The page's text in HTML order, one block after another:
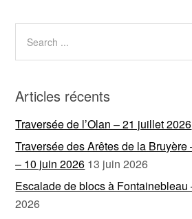
Articles récents
Traversée de l’Olan – 21 juillet 2026
Traversée des Arêtes de la
– 10 juin 2026 13 juin 2026
Escalade de blocs à Fontainebleau
2026